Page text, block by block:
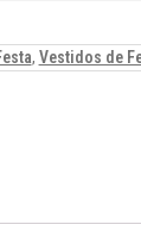
, Vestidos de